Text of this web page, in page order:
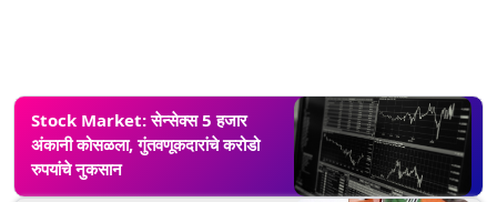
Stock Market: सेन्सेक्स 5 हजार
अंकानी कोसळला, गुंतवणूकदारांचे करोडो
रुपयांचे नुकसान